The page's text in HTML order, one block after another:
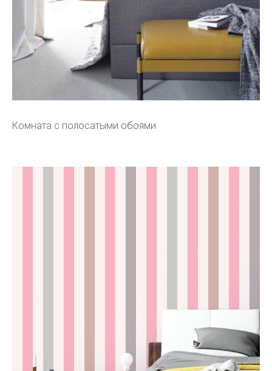
Комната с полосатыми обоями